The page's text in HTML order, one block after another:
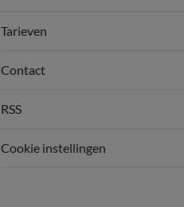
Tarieven
Contact
RSS
Cookie instellingen